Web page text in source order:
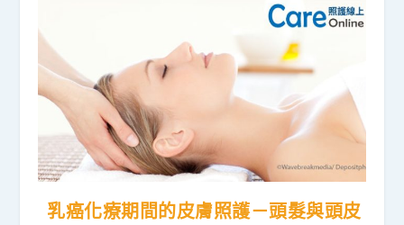
乳癌化療期間的皮膚照護－頭髮與頭皮